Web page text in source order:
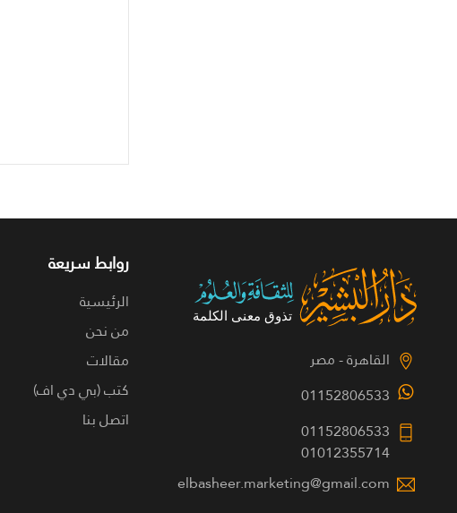
القاهرة - مصر
01152806533
01152806533
01012355714
elbasheer.marketing@gmail.com
روابط سريعة
الرئيسية
من نحن
مقالات
كتب (بي دي اف)
اتصل بنا